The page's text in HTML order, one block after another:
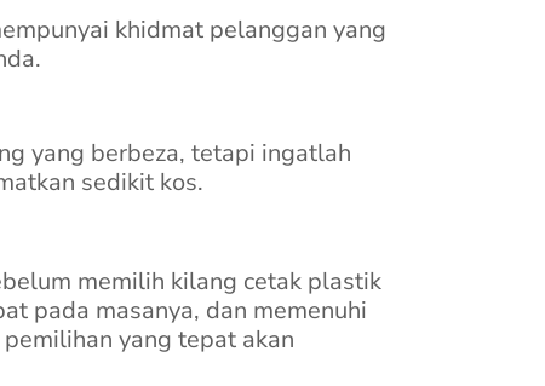
khidmat pelanggan yang
yang berbeza, tetapi ingatlah
sedikit kos.
memilih kilang cetak plastik
pada masanya, dan memenuhi
yang tepat akan